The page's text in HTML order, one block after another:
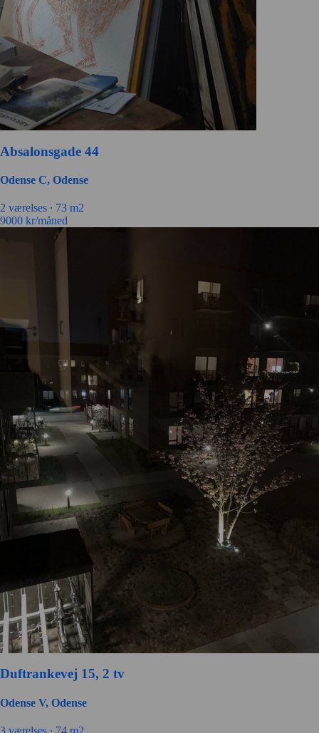
Absalonsgade 44
Odense C, Odense
2 værelses ∙ 73 m2
9000 kr/måned
Duftrankevej 15, 2 tv
Odense V, Odense
3 værelses ∙ 74 m2